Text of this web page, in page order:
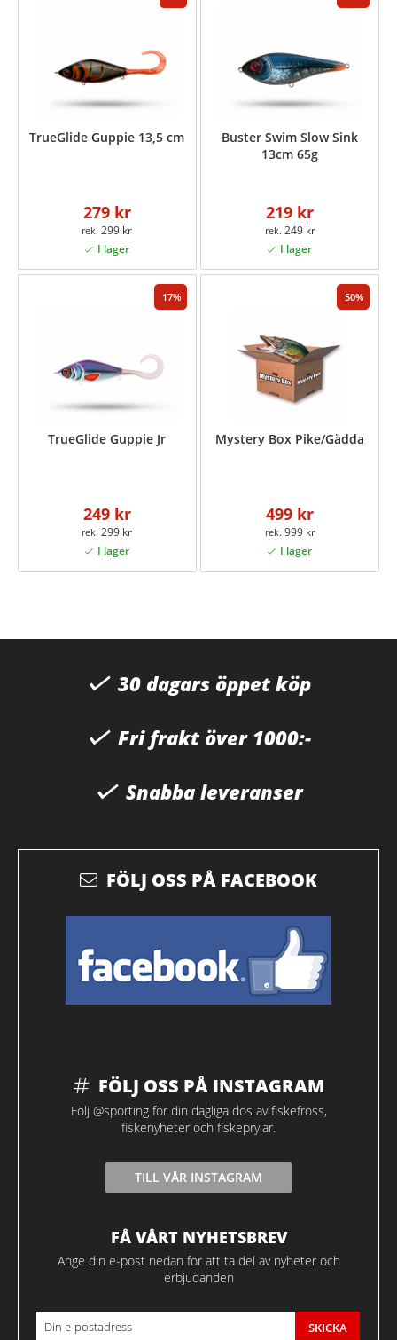
TrueGlide Guppie 13,5 cm
279 kr
299 kr
Buster Swim Slow Sink
13cm 65g
219 kr
249 kr
17
TrueGlide Guppie Jr
249 kr
299 kr
50
Mystery Box Pike/Gädda
499 kr
999 kr
30 dagars öppet köp
Fri frakt över 1000:-
Snabba leveranser
FÖLJ OSS PÅ FACEBOOK
FÖLJ OSS PÅ INSTAGRAM
Följ @sporting för din dagliga dos av fiskefross,
fiskenyheter och fiskeprylar.
TILL VÅR INSTAGRAM
FÅ VÅRT NYHETSBREV
Ange din e-post nedan för att ta del av nyheter och
erbjudanden
SKICKA